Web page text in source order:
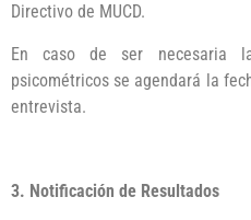
Directivo de MUCD.
En caso de ser necesaria
psicométricos se agendará la
entrevista.
3. Notificación de Resultados